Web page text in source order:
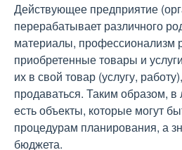
Действующее предприятие
перерабатывает различного
материалы, профессионализм
приобретенные товары и
их в свой товар (услугу,
продаваться. Таким образом,
есть объекты, которые могут
процедурам планирования, а
бюджета.